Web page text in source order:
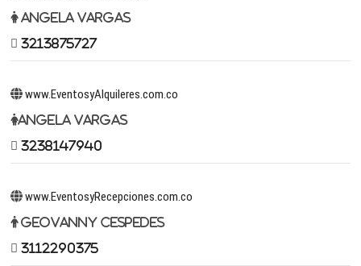
Angela Vargas
3213875727
www.EventosyAlquileres.com.co
Angela Vargas
3238147940
www.EventosyRecepciones.com.co
Geovanny Cespedes
3112290375